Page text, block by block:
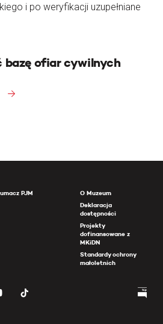
i po weryfikacji uzupełniane
bazę ofiar cywilnych
PJM
O Muzeum
Deklaracja
dostępności
Projekty
dofinansowane z
MKiDN
Standardy ochrony
małoletnich